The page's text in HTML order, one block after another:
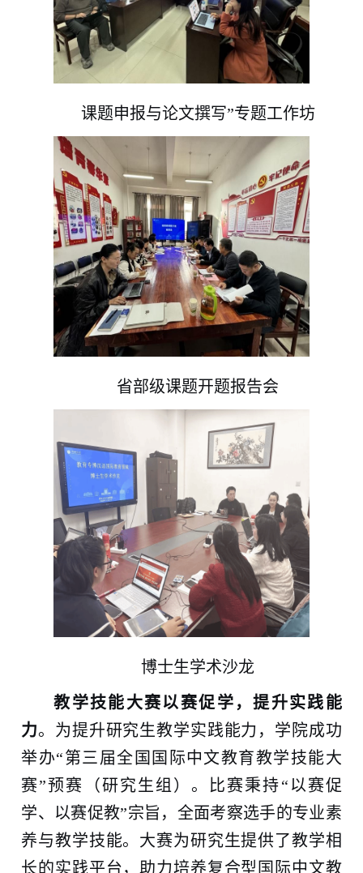
课题申报与论文撰写”专题工作坊
省部级课题开题报告会
博士生学术沙龙
教学技能大赛以赛促学，提升实践能
力。为提升研究生教学实践能力，学院成功
举办“第三届全国国际中文教育教学技能大
赛”预赛（研究生组）。比赛秉持“以赛促
学、以赛促教”宗旨， 全面考察选手的专业素
养与教学技能。大赛为研究生提供了教学相
长的实践平台，助力培养复合型国际中文教